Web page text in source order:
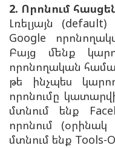
2. Որոնում
Լռելյայն
Google
Բայց մենք
որոնողական
թե ինչպես
որոնումը
մտնում ենք
որոնում
մտնում ենք Tools-